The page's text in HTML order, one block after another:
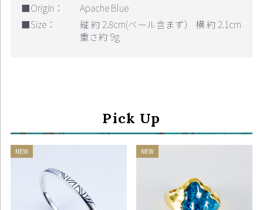
■Origin：
Apache Blue
■Size：
縦 約 2.8cm(ベール含まず） 横 約 2.1cm
重さ約 9g
Pick Up